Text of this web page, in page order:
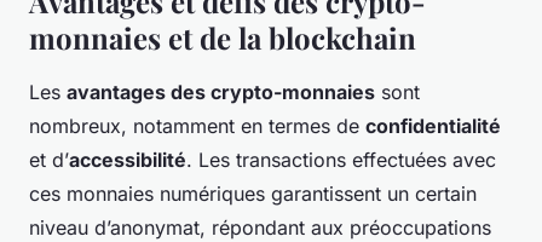
monnaies et de la blockchain
Les avantages des crypto-monnaies sont
nombreux, notamment en termes de confidentialité
et d’accessibilité. Les transactions effectuées avec
ces monnaies numériques garantissent un certain
niveau d’anonymat, répondant aux préoccupations